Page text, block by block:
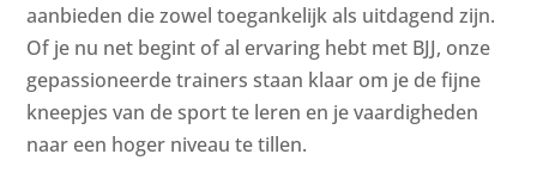
aanbieden die zowel toegankelijk als uitdagend zijn.
Of je nu net begint of al ervaring hebt met BJJ, onze
gepassioneerde trainers staan klaar om je de fijne
kneepjes van de sport te leren en je vaardigheden
naar een hoger niveau te tillen.